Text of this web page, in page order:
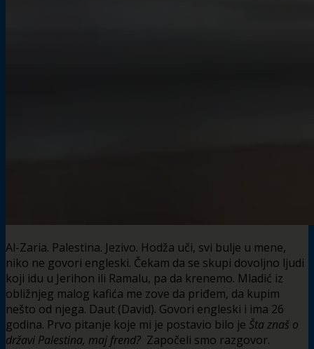
Al-Zaria. Palestina. Jezivo. Hodža uči, svi bulje u mene,
niko ne govori engleski. Čekam da se skupi dovoljno ljudi
koji idu u Jerihon ili Ramalu, pa da krenemo. Mladić iz
obližnjeg malog kafića me zove da priđem, da kupim
nešto od njega. Daut (David). Govori engleski i ima 26
godina. Prvo pitanje koje mi je postavio bilo je Šta znaš o
državi Palestina, maj frend? Započeli smo razgovor.